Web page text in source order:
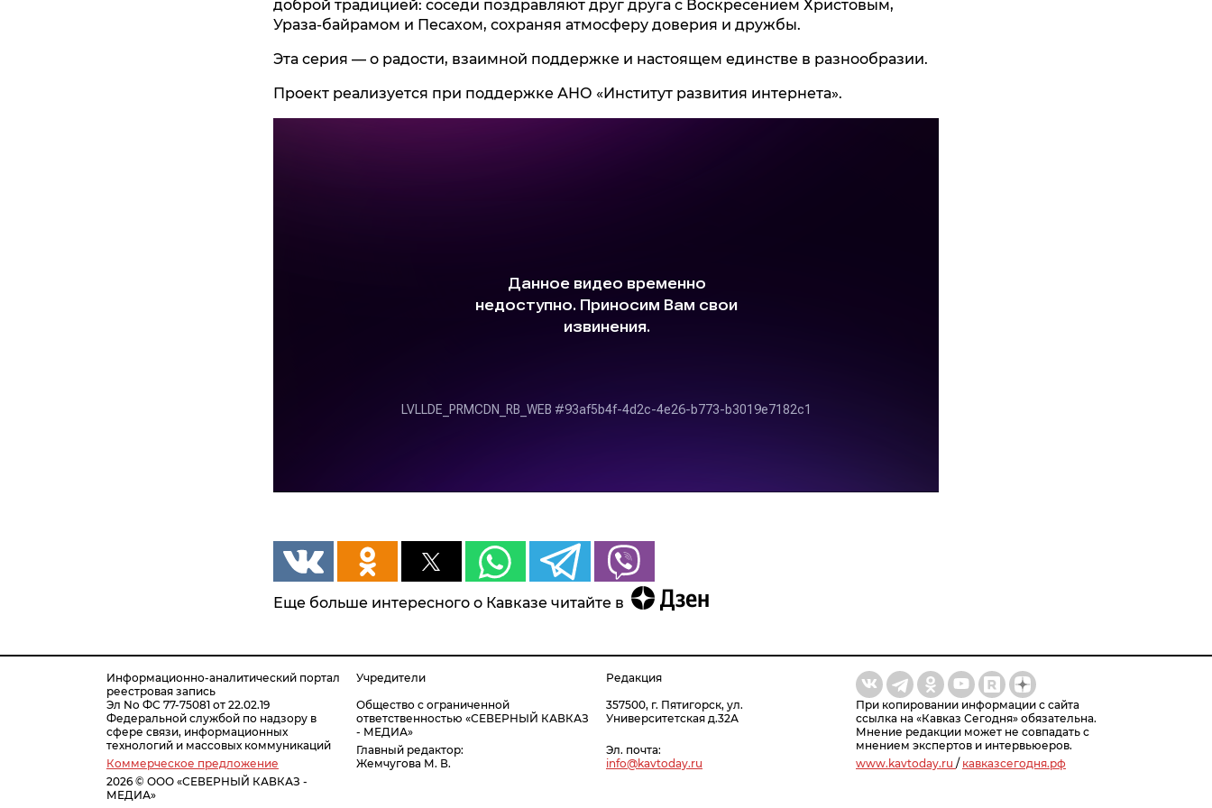
доброй традицией: соседи поздравляют друг друга с Воскресением Христовым,
Ураза-байрамом и Песахом, сохраняя атмосферу доверия и дружбы.
Эта серия — о радости, взаимной поддержке и настоящем единстве в разнообразии.
Проект реализуется при поддержке АНО «Институт развития интернета».
Еще больше интересного о Кавказе читайте в
Информационно-аналитический портал
реестровая запись
Эл No ФС 77-75081 от 22.02.19
Федеральной службой по надзору в
сфере связи, информационных
технологий и массовых коммуникаций
Коммерческое предложение
2026 © ООО «СЕВЕРНЫЙ КАВКАЗ -
МЕДИА»
Учредители
Общество с ограниченной
ответственностью «СЕВЕРНЫЙ КАВКАЗ
- МЕДИА»
Главный редактор:
Жемчугова М. В.
Редакция
357500, г. Пятигорск, ул.
Университетская д.32А
Эл. почта:
info@kavtoday.ru
При копировании информации с сайта
ссылка на «Кавказ Сегодня» обязательна.
Мнение редакции может не совпадать с
мнением экспертов и интервьюеров.
www.kavtoday.ru / кавказсегодня.рф